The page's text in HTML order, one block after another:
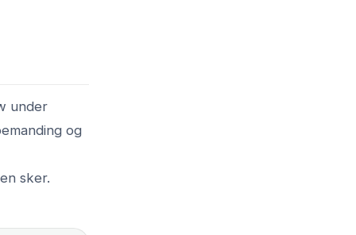
under
og
sker.